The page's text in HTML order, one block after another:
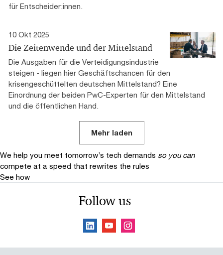
für Entscheider:innen.
10 Okt 2025
Die Zeitenwende und der Mittelstand
Die Ausgaben für die Verteidigungsindustrie
steigen - liegen hier Geschäftschancen für den
krisengeschüttelten deutschen Mittelstand? Eine
Einordnung der beiden PwC-Experten für den Mittelstand
und die öffentlichen Hand.
Mehr laden
We help you meet tomorrow’s tech demands so you can
compete at a speed that rewrites the rules
See how
Follow us